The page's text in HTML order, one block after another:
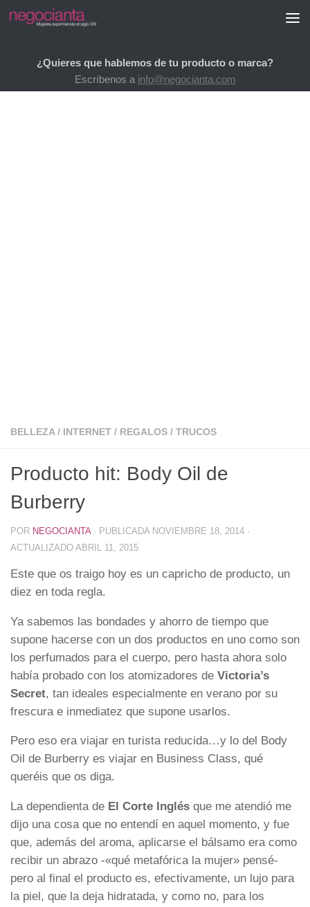
Saltar al contenido
¿Quieres que hablemos de tu producto o marca?
Escríbenos a info@negocianta.com
BELLEZA / INTERNET / REGALOS / TRUCOS
Producto hit: Body Oil de
Burberry
POR NEGOCIANTA · PUBLICADA NOVIEMBRE 18, 2014 ·
ACTUALIZADO ABRIL 11, 2015
Este que os traigo hoy es un capricho de producto, un
diez en toda regla.
Ya sabemos las bondades y ahorro de tiempo que
supone hacerse con un dos productos en uno como son
los perfumados para el cuerpo, pero hasta ahora solo
había probado con los atomizadores de Victoria’s
Secret, tan ideales especialmente en verano por su
frescura e inmediatez que supone usarlos.
Pero eso era viajar en turista reducida…y lo del Body
Oil de Burberry es viajar en Business Class, qué
queréis que os diga.
La dependienta de El Corte Inglés que me atendió me
dijo una cosa que no entendí en aquel momento, y fue
que, además del aroma, aplicarse el bálsamo era como
recibir un abrazo -«qué metafórica la mujer» pensé-
pero al final el producto es, efectivamente, un lujo para
la piel, que la deja hidratada, y como no, para los